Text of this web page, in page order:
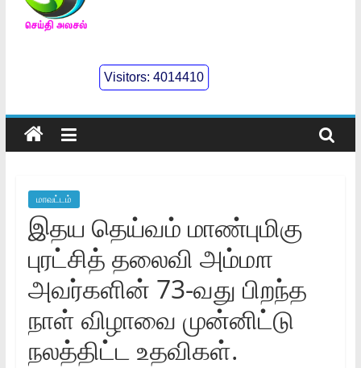
செய்திஅலசல்
Seidhialasal
Tamil
Online
Visitors:4014410
மாவட்டம்
இதய தெய்வம்‌ மாண்புமிகு
புரட்சித் தலைவி அம்ம௱
அவர்களின்‌ 73-வது பிறந்த
நாள்‌ விழாவை முன்னிட்டு
நலத்திட்ட உதவிகள்.